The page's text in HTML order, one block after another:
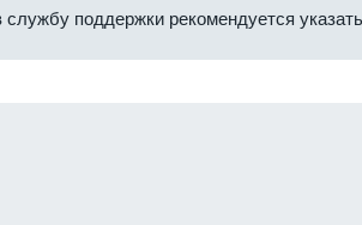
поддержки рекомендуется